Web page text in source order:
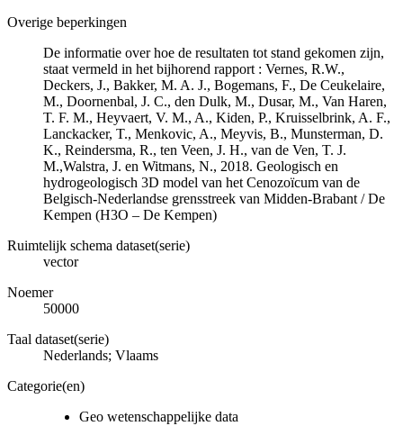
Overige beperkingen
De informatie over hoe de resultaten tot stand gekomen zijn,
staat vermeld in het bijhorend rapport : Vernes, R.W.,
Deckers, J., Bakker, M. A. J., Bogemans, F., De Ceukelaire,
M., Doornenbal, J. C., den Dulk, M., Dusar, M., Van Haren,
T. F. M., Heyvaert, V. M., A., Kiden, P., Kruisselbrink, A. F.,
Lanckacker, T., Menkovic, A., Meyvis, B., Munsterman, D.
K., Reindersma, R., ten Veen, J. H., van de Ven, T. J.
M.,Walstra, J. en Witmans, N., 2018. Geologisch en
hydrogeologisch 3D model van het Cenozoïcum van de
Belgisch-Nederlandse grensstreek van Midden-Brabant / De
Kempen (H3O – De Kempen)
Ruimtelijk schema dataset(serie)
vector
Noemer
50000
Taal dataset(serie)
Nederlands; Vlaams
Categorie(en)
Geo wetenschappelijke data